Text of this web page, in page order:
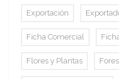
Exportación
Ficha Comercial
Flores y Plantas